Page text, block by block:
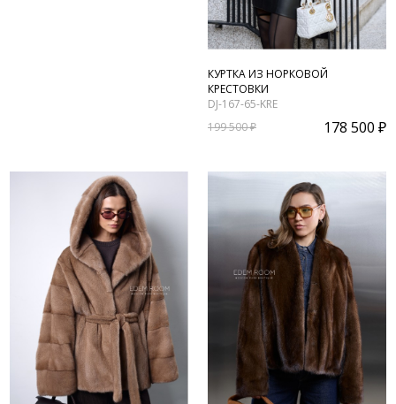
КУРТКА ИЗ НОРКОВОЙ
КРЕСТОВКИ
DJ-167-65-KRE
199 500 ₽
178 500 ₽